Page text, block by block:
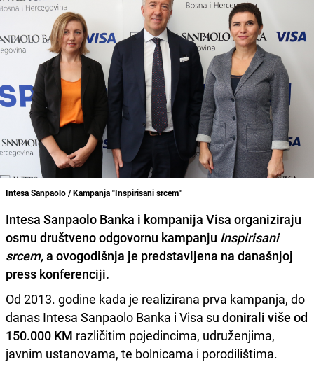
Intesa Sanpaolo / Kampanja "Inspirisani srcem"
Intesa Sanpaolo Banka i kompanija Visa organiziraju
osmu društveno odgovornu kampanju Inspirisani
srcem,a ovogodišnja je predstavljena na današnjoj
press konferenciji.
Od 2013. godine kada je realizirana prva kampanja, do
danas Intesa Sanpaolo Banka i Visa su donirali više od
150.000 KM različitim pojedincima, udruženjima,
javnim ustanovama, te bolnicama i porodilištima.